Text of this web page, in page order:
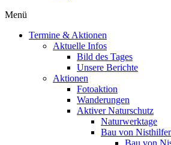
Menü
Termine & Aktionen
Aktuelle Infos
Bild des Tages
Unsere Berichte
Aktionen
Fotoaktion
Wanderungen
Aktiver Naturschutz
Naturwerktage
Bau von
Bau von